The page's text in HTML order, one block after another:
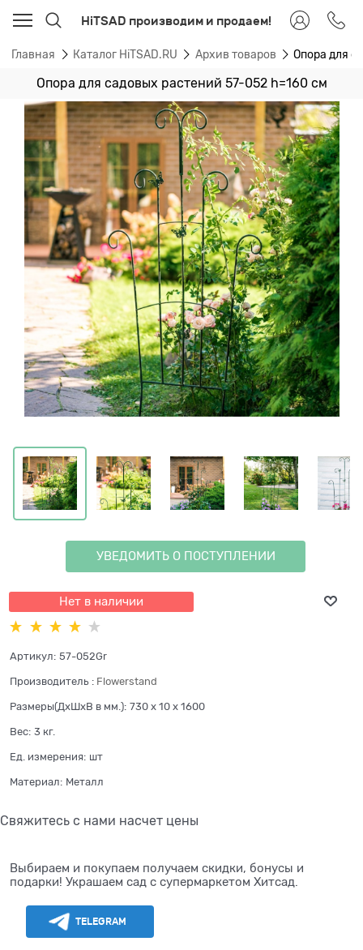
HiTSAD производим и продаем!
Главная Каталог HiTSAD.RU Архив товаров Опора для
Опора для садовых растений 57-052 h=160 см
УВЕДОМИТЬ О ПОСТУПЛЕНИИ
Нет в наличии
Артикул: 57-052Gr
Производитель : Flowerstand
Размеры(ДхШхВ в мм.): 730 x 10 x 1600
Вес: 3 кг.
Ед. измерения: шт
Материал: Металл
Свяжитесь с нами насчет цены
Выбираем и покупаем получаем скидки, бонусы и
подарки! Украшаем сад с супермаркетом Хитсад.
TELEGRAM